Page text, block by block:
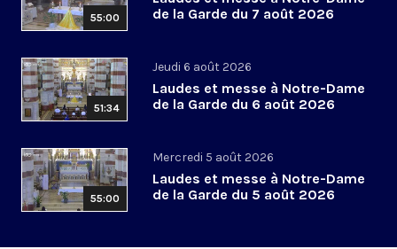
55:00
de la Garde du 7 août 2026
51:34
Jeudi 6 août 2026
Laudes et messe à Notre-Dame
de la Garde du 6 août 2026
55:00
Mercredi 5 août 2026
Laudes et messe à Notre-Dame
de la Garde du 5 août 2026